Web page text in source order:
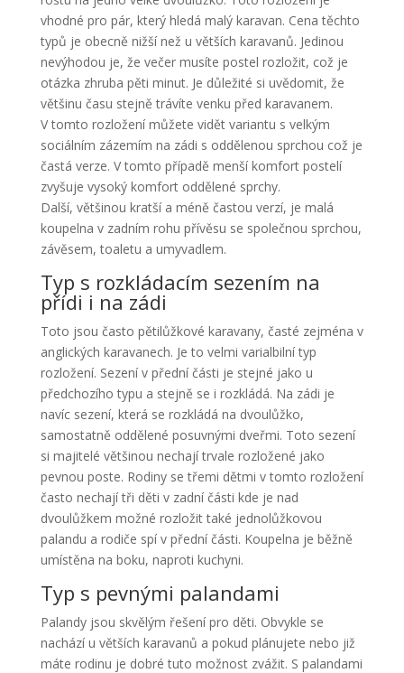
vhodné pro pár, který hledá malý karavan. Cena těchto
typů je obecně nižší než u větších karavanů. Jedinou
nevýhodou je, že večer musíte postel rozložit, což je
otázka zhruba pěti minut. Je důležité si uvědomit, že
většinu času stejně trávíte venku před karavanem.
V tomto rozložení můžete vidět variantu s velkým
sociálním zázemím na zádi s oddělenou sprchou což je
častá verze. V tomto případě menší komfort postelí
zvyšuje vysoký komfort oddělené sprchy.
Další, většinou kratší a méně častou verzí, je malá
koupelna v zadním rohu přívěsu se společnou sprchou,
závěsem, toaletu a umyvadlem.
Typ s rozkládacím sezením na
přídi i na zádi
Toto jsou často pětilůžkové karavany, časté zejména v
anglických karavanech. Je to velmi varialbilní typ
rozložení. Sezení v přední části je stejné jako u
předchozího typu a stejně se i rozkládá. Na zádi je
navíc sezení, která se rozkládá na dvoulůžko,
samostatně oddělené posuvnými dveřmi. Toto sezení
si majitelé většinou nechají trvale rozložené jako
pevnou poste. Rodiny se třemi dětmi v tomto rozložení
často nechají tři děti v zadní části kde je nad
dvoulůžkem možné rozložit také jednolůžkovou
palandu a rodiče spí v přední části. Koupelna je běžně
umístěna na boku, naproti kuchyni.
Typ s pevnými palandami
Palandy jsou skvělým řešení pro děti. Obvykle se
nachází u větších karavanů a pokud plánujete nebo již
máte rodinu je dobré tuto možnost zvážit. S palandami